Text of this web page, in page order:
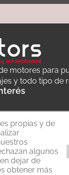
motores para
y todo tipo de
MyMoTors
propias y de
algunos
dejar de
obtener más